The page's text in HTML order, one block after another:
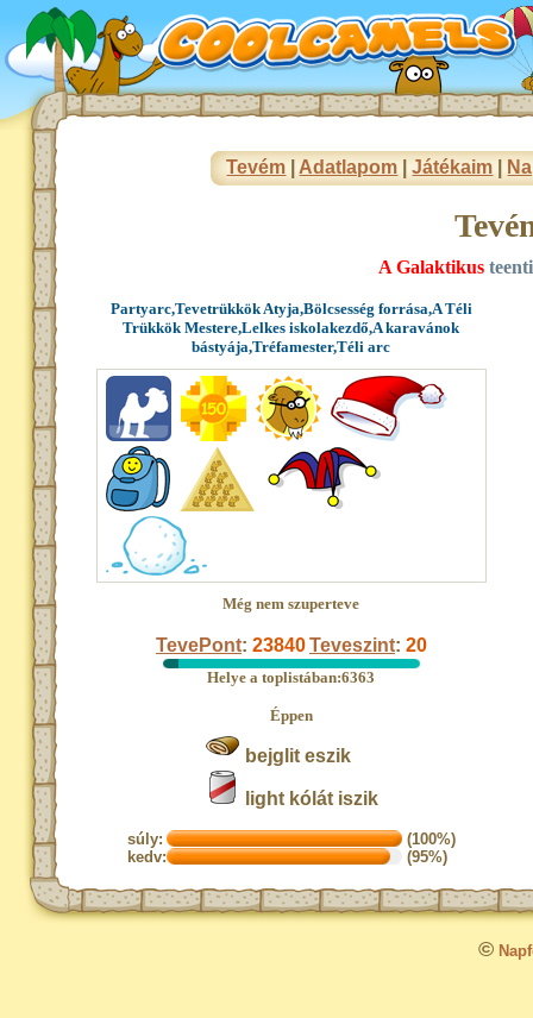
Tevém Adatlapom |Játékaim
A Galaktikus
Partyarc,Tevetrükkök Atyja,Bölcsesség forrása,A Téli
Trükkök Mestere,Lelkes iskolakezdő,A karavánok
bástyája,Tréfamester,Téli arc
Még nem szuperteve
TevePont: 23840Teveszint: 20
Helye a toplistában:6363
Éppen
bejglit eszik
light kólát iszik
súly:
(100%)
kedv:
(95%)
©